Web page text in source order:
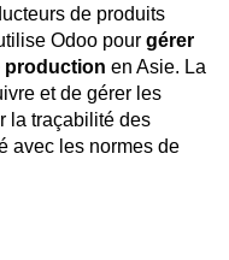
de produits
Odoo pour gérer
production en Asie. La
et de gérer les
la traçabilité des
avec les normes de